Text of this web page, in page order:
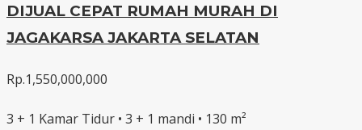
DIJUAL CEPAT RUMAH MURAH DI
JAGAKARSA JAKARTA SELATAN
Rp.1,550,000,000
3 + 1 Kamar Tidur • 3 + 1 mandi • 130 m²